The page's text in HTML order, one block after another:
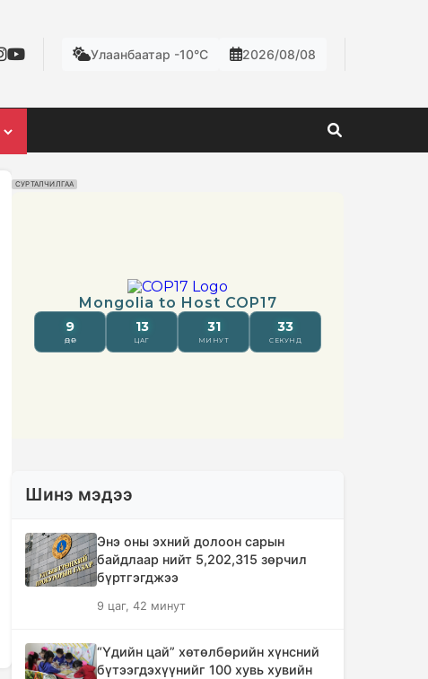
Улаанбаатар -10°C 2026/08/08
СУРТАЛЧИЛГАА
Шинэ мэдээ
Энэ оны эхний долоон сарын
байдлаар нийт 5,202,315 зөрчил
бүртгэгджээ
9 цаг, 42 минут
“Үдийн цай” хөтөлбөрийн хүнсний
бүтээгдэхүүнийг 100 хувь хувийн